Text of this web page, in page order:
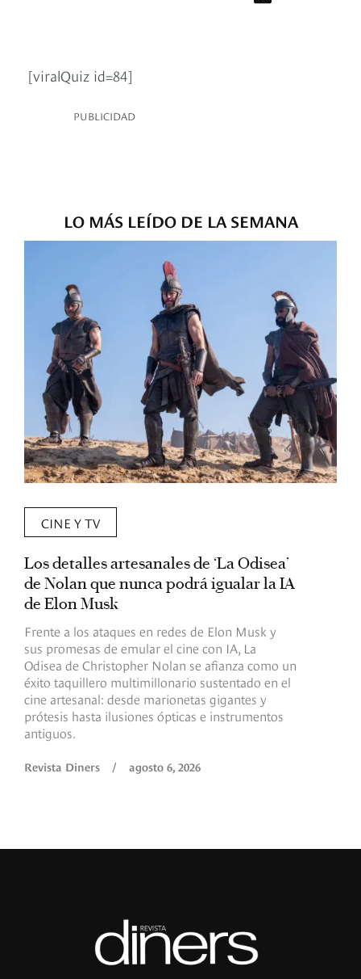
[viralQuiz id=84]
PUBLICIDAD
LO MÁS LEÍDO DE LA SEMANA
CINE Y TV
Los detalles artesanales de ‘La Odisea’
de Nolan que nunca podrá igualar la IA
de Elon Musk
Frente a los ataques en redes de Elon Musk y
sus promesas de emular el cine con IA, La
Odisea de Christopher Nolan se afianza como un
éxito taquillero multimillonario sustentado en el
cine artesanal: desde marionetas gigantes y
prótesis hasta ilusiones ópticas e instrumentos
antiguos.
Revista Diners / agosto 6, 2026